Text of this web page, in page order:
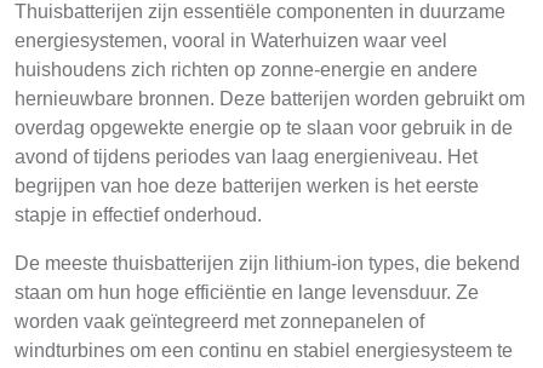
Thuisbatterijen zijn essentiële componenten in duurzame
energiesystemen, vooral in Waterhuizen waar veel
huishoudens zich richten op zonne-energie en andere
hernieuwbare bronnen. Deze batterijen worden gebruikt om
overdag opgewekte energie op te slaan voor gebruik in de
avond of tijdens periodes van laag energieniveau. Het
begrijpen van hoe deze batterijen werken is het eerste
stapje in effectief onderhoud.
De meeste thuisbatterijen zijn lithium-ion types, die bekend
staan om hun hoge efficiëntie en lange levensduur. Ze
worden vaak geïntegreerd met zonnepanelen of
windturbines om een continu en stabiel energiesysteem te